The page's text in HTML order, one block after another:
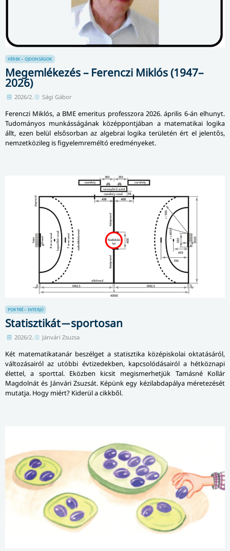
HÍREK – ÚJDONSÁGOK
Megemlékezés – Ferenczi Miklós (1947–
2026)
2026/2. Sági Gábor
Ferenczi Miklós, a BME emeritus professzora 2026. április 6-án elhunyt.
Tudományos munkásságának középpontjában a matematikai logika
állt, ezen belül elsősorban az algebrai logika területén ért el jelentős,
nemzetközileg is figyelemreméltó eredményeket.
PORTRÉ – INTERJÚ
Statisztikát ̶ sportosan
2026/2. Jánvári Zsuzsa
Két matematikatanár beszélget a statisztika középiskolai oktatásáról,
változásairól az utóbbi évtizedekben, kapcsolódásairól a hétköznapi
élettel, a sporttal. Eközben kicsit megismerhetjük Tamásné Kollár
Magdolnát és Jánvári Zsuzsát. Képünk egy kézilabdapálya méretezését
mutatja. Hogy miért? Kiderül a cikkből.